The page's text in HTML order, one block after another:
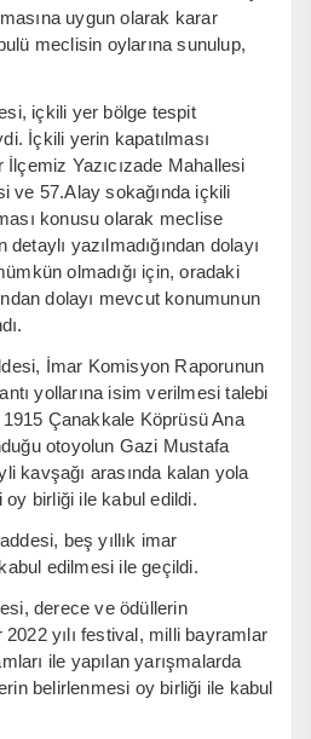
uygun olarak karar
meclisin oylarına sunulup,
içkili yer bölge tespit
İçkili yerin kapatılması
Yazıcızade Mahallesi
ve 57.Alay sokağında içkili
konusu olarak meclise
yazılmadığından dolayı
olmadığı için, oradaki
dolayı mevcut konumunun
İmar Komisyon Raporunun
yollarına isim verilmesi talebi
Çanakkale Köprüsü Ana
otoyolun Gazi Mustafa
kavşağı arasında kalan yola
birliği ile kabul edildi.
beş yıllık imar
edilmesi ile geçildi.
derece ve ödüllerin
yılı festival, milli bayramlar
ile yapılan yarışmalarda
belirlenmesi oy birliği ile kabul